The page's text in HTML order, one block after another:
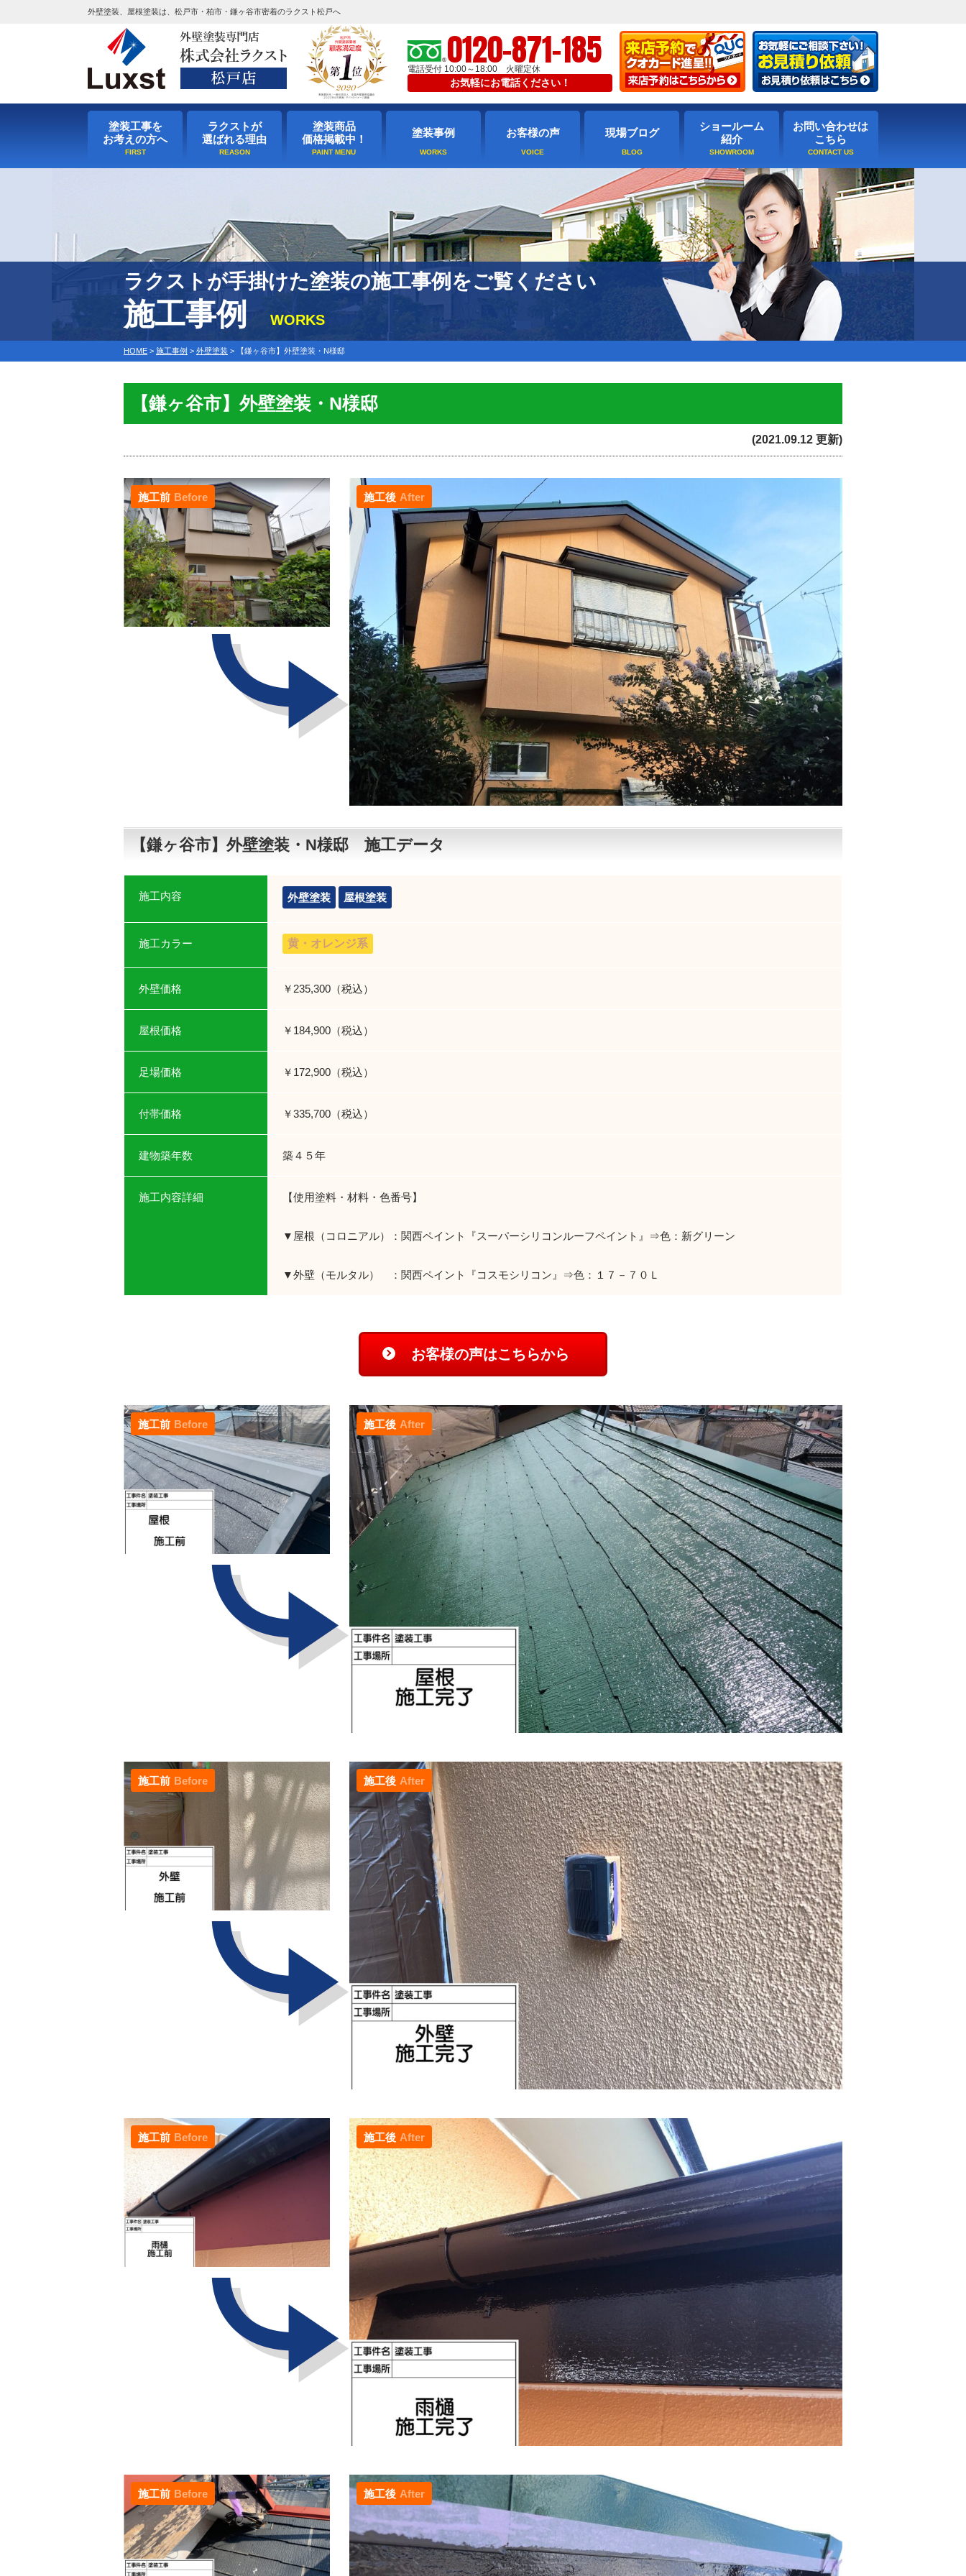
外壁塗装、屋根塗装は、松戸市・柏市・鎌ヶ谷市密着のラクスト松戸へ
0120-871-185
電話受付 10:00～18:00 火曜定休
お気軽にお電話ください！
塗装工事を
お考えの方へ
ラクストが
選ばれる理由
塗装商品
価格掲載中！
塗装事例 お客様の声 現場ブログ
ショールーム
紹介
お問い合わせは
こちら
ラクストが手掛けた塗装の施工事例をご覧ください
施工事例 WORKS
HOME > 施工事例 > 外壁塗装 > 【鎌ヶ谷市】外壁塗装・N様邸
【鎌ヶ谷市】外壁塗装・N様邸
(2021.09.12 更新)
施工後 After
施工前 Before
【鎌ヶ谷市】外壁塗装・N様邸 施工データ
施工内容 外壁塗装 屋根塗装
施工カラー 黄・オレンジ系
外壁価格 ￥235,300（税込）
屋根価格 ￥184,900（税込）
足場価格 ￥172,900（税込）
付帯価格 ￥335,700（税込）
建物築年数 築４５年
施工内容詳細 【使用塗料・材料・色番号】
▼屋根（コロニアル）：関西ペイント『スーパーシリコンルーフペイント』⇒色：新グリーン
▼外壁（モルタル） ：関西ペイント『コスモシリコン』⇒色：１７－７０Ｌ
お客様の声はこちらから
施工前 Before 施工後 After
施工前 Before 施工後 After
施工前 Before 施工後 After
施工前 Before 施工後 After